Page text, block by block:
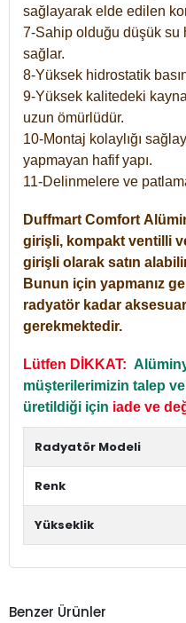
sağlayarak elde edilen
7-Sahip olduğu düşük su
sağlar.
8-Yüksek hidrostatik
9-Yüksek kalitedeki
uzun ömürlüdür.
10-Montaj kolaylığı
yapmayan hafif yapı.
11-Delinmelere ve
Duffmart Comfort
girişli, kompakt ventilli
girişli olarak satın
Bunun için yapmanız
radyatör kadar aksesuar
gerekmektedir.
Lütfen DİKKAT:
müşterilerimizin talep
üretildiği için iade ve
Radyatör Modeli
Renk
Yükseklik
Benzer Ürünler